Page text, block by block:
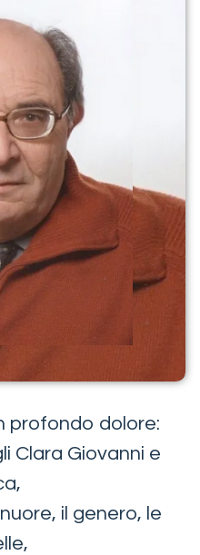
profondo dolore:
Clara Giovanni e
il genero, le